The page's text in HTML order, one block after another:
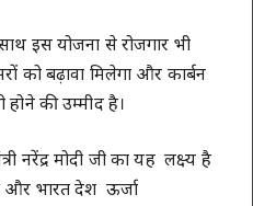
इस योजना से रोजगार भी
को बढ़ावा मिलेगा और कार्बन
की उम्मीद है।
नरेंद्र मोदी जी का यह लक्ष्य है
और भारत देश ऊर्जा